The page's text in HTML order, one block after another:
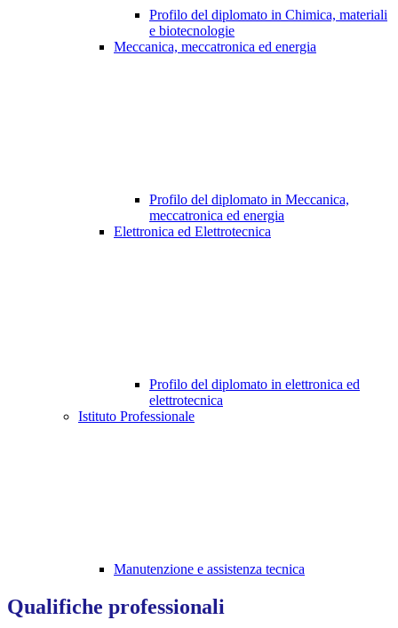
Profilo del diplomato in Chimica, materiali
e biotecnologie
Meccanica, meccatronica ed energia
Profilo del diplomato in Meccanica,
meccatronica ed energia
Elettronica ed Elettrotecnica
Profilo del diplomato in elettronica ed
elettrotecnica
Istituto Professionale
Manutenzione e assistenza tecnica
Qualifiche professionali